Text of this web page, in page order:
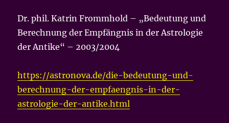
Dr. phil. Katrin Frommhold – „Bedeutung und
Berechnung der Empfängnis in der Astrologie
der Antike“ – 2003/2004
https://astronova.de/die-bedeutung-und-
berechnung-der-empfaengnis-in-der-
astrologie-der-antike.html